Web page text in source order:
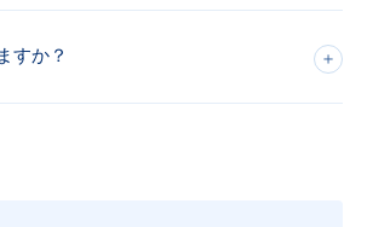
すか？ ＋